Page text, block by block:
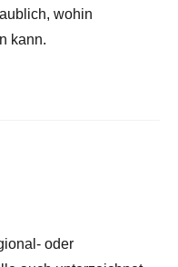
wohin
kann.
oder